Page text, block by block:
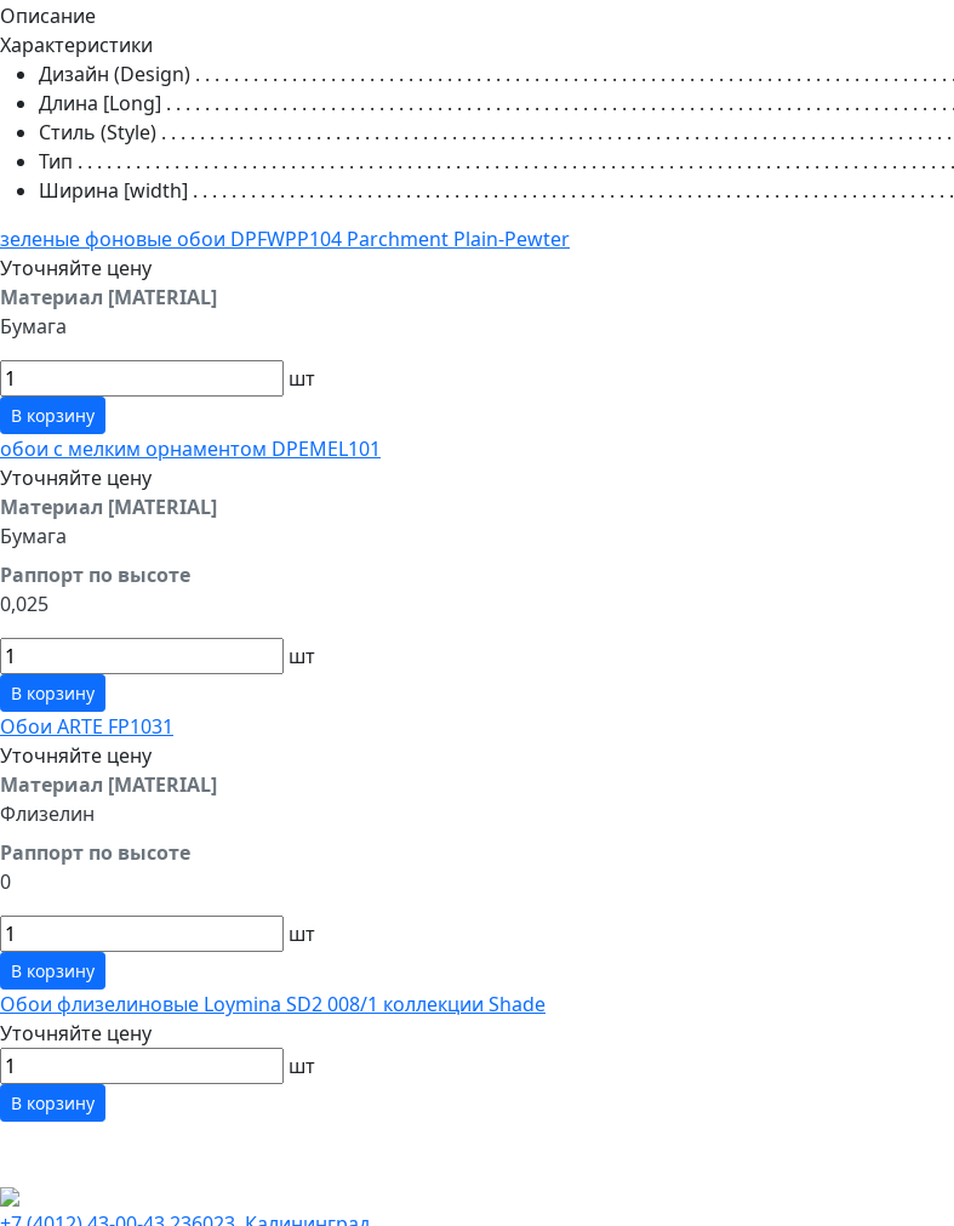
Описание
Характеристики
Дизайн (Design) . . . . . . . . . . . . . . . . . . . . . . . . . . . . . . . . . . . . . . . . . . . . . . . . . . . . . . . . . . . . . . . . . . . . . . . . . . . .
Длина [Long] . . . . . . . . . . . . . . . . . . . . . . . . . . . . . . . . . . . . . . . . . . . . . . . . . . . . . . . . . . . . . . . . . . . . . . . . . . . . . . . .
Стиль (Style) . . . . . . . . . . . . . . . . . . . . . . . . . . . . . . . . . . . . . . . . . . . . . . . . . . . . . . . . . . . . . . . . . . . . . . . . . . . . . . . .
Тип . . . . . . . . . . . . . . . . . . . . . . . . . . . . . . . . . . . . . . . . . . . . . . . . . . . . . . . . . . . . . . . . . . . . . . . . . . . . . . . . . . . . . . . . .
Ширина [width] . . . . . . . . . . . . . . . . . . . . . . . . . . . . . . . . . . . . . . . . . . . . . . . . . . . . . . . . . . . . . . . . . . . . . . . . . . . . .
зеленые фоновые обои DPFWPP104 Parchment Plain-Pewter
Уточняйте цену
Материал [MATERIAL]
Бумага
шт
В корзину
обои с мелким орнаментом DPEMEL101
Уточняйте цену
Материал [MATERIAL]
Бумага
Раппорт по высоте
0,025
шт
В корзину
Обои ARTE FP1031
Уточняйте цену
Материал [MATERIAL]
Флизелин
Раппорт по высоте
0
шт
В корзину
Обои флизелиновые Loymina SD2 008/1 коллекции Shade
Уточняйте цену
шт
В корзину